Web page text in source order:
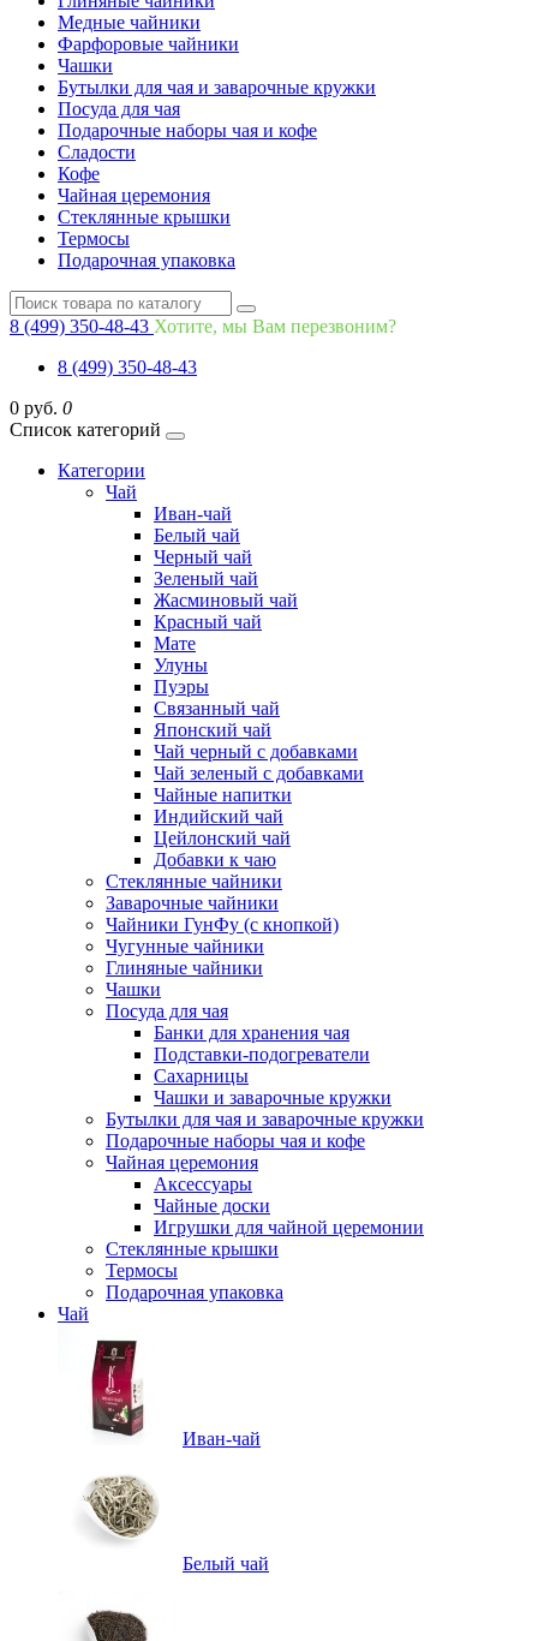
Медные чайники
Фарфоровые чайники
Чашки
Бутылки для чая и заварочные кружки
Посуда для чая
Подарочные наборы чая и кофе
Сладости
Кофе
Чайная церемония
Стеклянные крышки
Термосы
Подарочная упаковка
8 (499) 350-48-43 Хотите, мы Вам перезвоним?
8 (499) 350-48-43
0 руб. 0
Список категорий
Категории
Чай
Иван-чай
Белый чай
Черный чай
Зеленый чай
Жасминовый чай
Красный чай
Мате
Улуны
Пуэры
Связанный чай
Японский чай
Чай черный с добавками
Чай зеленый с добавками
Чайные напитки
Индийский чай
Цейлонский чай
Добавки к чаю
Стеклянные чайники
Заварочные чайники
Чайники ГунФу (с кнопкой)
Чугунные чайники
Глиняные чайники
Чашки
Посуда для чая
Банки для хранения чая
Подставки-подогреватели
Сахарницы
Чашки и заварочные кружки
Бутылки для чая и заварочные кружки
Подарочные наборы чая и кофе
Чайная церемония
Аксессуары
Чайные доски
Игрушки для чайной церемонии
Стеклянные крышки
Термосы
Подарочная упаковка
Чай
Иван-чай
Белый чай